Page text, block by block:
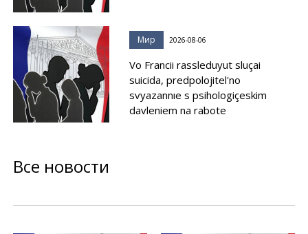
Мир 2026-08-06
Vo Francii rassleduyut sluçai
suicida, predpolojitel'no
svyazannıe s psihologiçeskim
davleniem na rabote
Все новости